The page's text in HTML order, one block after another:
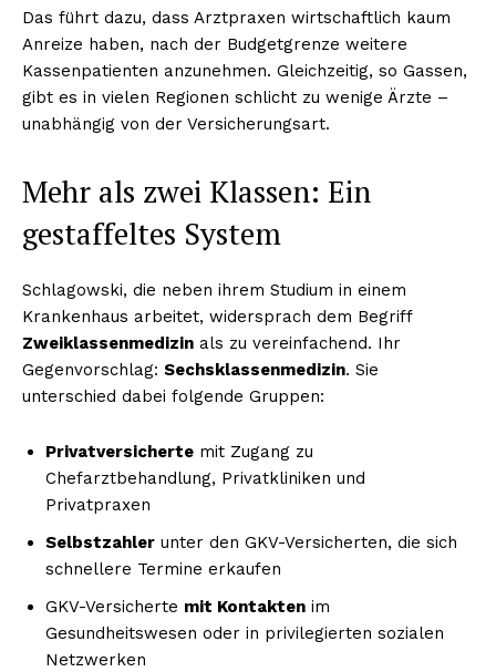
Das führt dazu, dass Arztpraxen wirtschaftlich kaum
Anreize haben, nach der Budgetgrenze weitere
Kassenpatienten anzunehmen. Gleichzeitig, so Gassen,
gibt es in vielen Regionen schlicht zu wenige Ärzte –
unabhängig von der Versicherungsart.
Mehr als zwei Klassen: Ein
gestaffeltes System
Schlagowski, die neben ihrem Studium in einem
Krankenhaus arbeitet, widersprach dem Begriff
Zweiklassenmedizin als zu vereinfachend. Ihr
Gegenvorschlag: Sechsklassenmedizin. Sie
unterschied dabei folgende Gruppen:
Privatversicherte mit Zugang zu
Chefarztbehandlung, Privatkliniken und
Privatpraxen
Selbstzahler unter den GKV-Versicherten, die sich
schnellere Termine erkaufen
GKV-Versicherte mit Kontakten im
Gesundheitswesen oder in privilegierten sozialen
Netzwerken